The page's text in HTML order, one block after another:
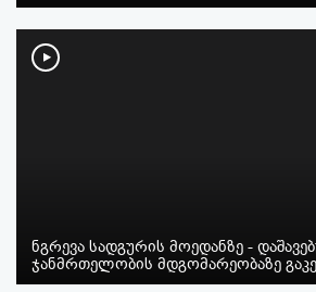
ნგრევა სადგურის მოედანზე -
ჯანმრთელობის მდგომარეობაზე